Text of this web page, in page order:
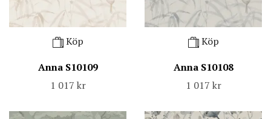
Köp
Anna S10109
1 017 kr
Köp
Anna S10108
1 017 kr